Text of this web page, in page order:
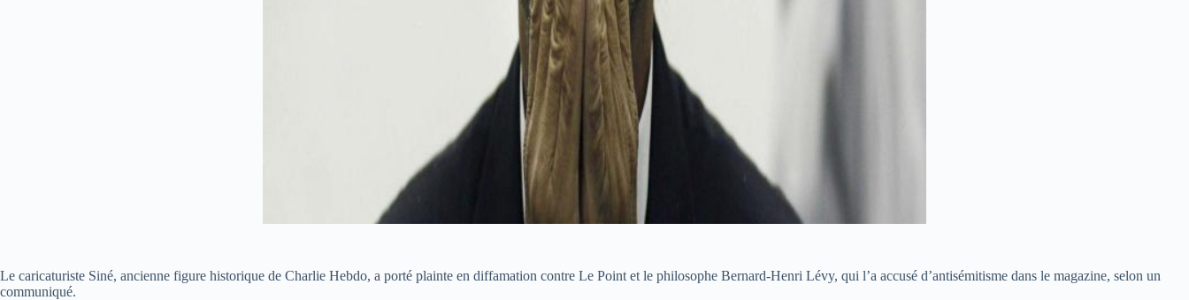
Le caricaturiste Siné, ancienne figure historique de Charlie Hebdo, a porté plainte en diffamation contre Le Point et le philosophe Bernard-Henri Lévy, qui l’a accusé d’antisémitisme dans le magazine, selon un
communiqué.